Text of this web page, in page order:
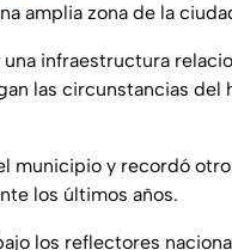
amplia zona de la
infraestructura
las circunstancias del
municipio y recordó
los últimos años.
los reflectores